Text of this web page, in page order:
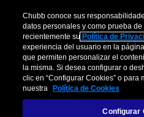
Chubb conoce sus
datos personales y como prueba
recientemente su Política de
experiencia del usuario en la
que permiten personalizar el
la misma. Si desea configurar o
clic en “Configurar Cookies” o para
nuestra
Política de Cookies
Configurar